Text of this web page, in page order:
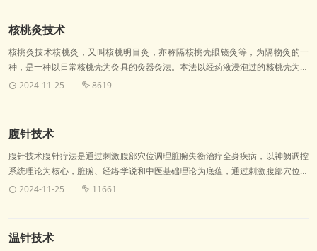
程度。三、告知1.推拿时及推拿后局部可能出
核桃灸技术
核桃灸技术核桃灸，又叫核桃明目灸，亦称隔核桃壳眼镜灸等，为隔物灸的一
种，是一种以日常核桃壳为灸具的灸器灸法。本法以经药液浸泡过的核桃壳为间
隔物，内填配方药泥外置艾柱施灸一种操作方法，属于艾灸技术范畴。眼睛乃诸
药通过艾灸的热力熏蒸到眼部，使药力直达病所。起到益
 2024-11-25  8619
腹针技术
腹针技术腹针疗法是通过刺激腹部穴位调理脏腑失衡治疗全身疾病，以神阙调控
系统理论为核心，脏腑、经络学说和中医基础理论为底蕴，通过刺激腹部穴位调
节脏腑失衡来治疗全身疾病的一个微针系统。人之先天从无形的精气到胚胎的形
的作用。腹壁的浅层对全身的功能起着调控作用，通
 2024-11-25  11661
温针技术